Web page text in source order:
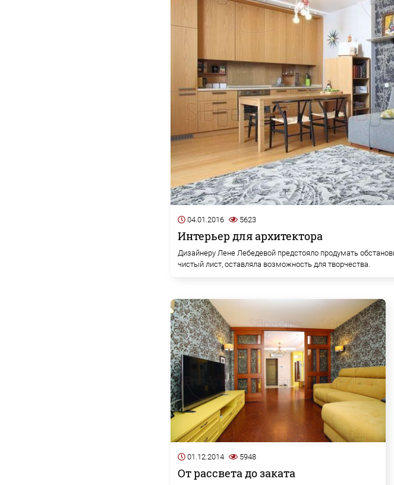
04.01.2016 5623
Интерьер для архитектора
Дизайнеру Лене Лебедевой предстояло продумать
чистый лист, оставляла возможность для творчества.
01.12.2014 5948
От рассвета до заката